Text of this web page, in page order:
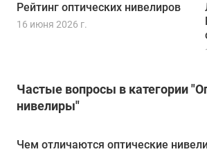
Рейтинг оптических нивелиров
16 июня 2026 г.
Частые вопросы в категории
нивелиры"
Чем отличаются оптические